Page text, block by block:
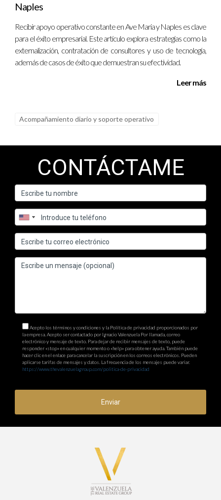
Naples
Recibir apoyo operativo constante en Ave Maria y Naples es clave
para el éxito empresarial. Este artículo explora estrategias como la
externalización, contratación de consultores y uso de tecnología,
además de casos de éxito que demuestran su efectividad.
Leer más
Acompañamiento diario y soporte operativo
CONTÁCTAME
Acepto los términos y condiciones y la Política de privacidad proporcionados por
la empresa. Acepto ser contactado por Ignacio Valenzuela Por llamada, correo
electrónico y mensaje de texto. Para dejar de recibir mensajes de texto, puede
responder «stop» en cualquier momento o «help» para obtener ayuda. También puede
hacer clic en el enlace para cancelar la suscripción en los correos electrónicos. Pueden
aplicarse tarifas de mensajes y datos. La frecuencia de los mensajes puede variar.
https://www.thevalenzuelagroup.com/politica-de-privacidad
Enviar